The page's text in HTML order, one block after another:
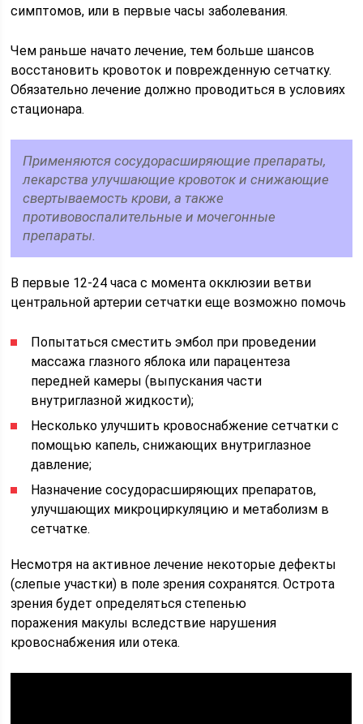
симптомов, или в первые часы заболевания.
Чем раньше начато лечение, тем больше шансов
восстановить кровоток и поврежденную сетчатку.
Обязательно лечение должно проводиться в условиях
стационара.
Применяются сосудорасширяющие препараты,
лекарства улучшающие кровоток и снижающие
свертываемость крови, а также
противовоспалительные и мочегонные
препараты.
В первые 12-24 часа с момента окклюзии ветви
центральной артерии сетчатки еще возможно помочь
Попытаться сместить эмбол при проведении
массажа глазного яблока или парацентеза
передней камеры (выпускания части
внутриглазной жидкости);
Несколько улучшить кровоснабжение сетчатки с
помощью капель, снижающих внутриглазное
давление;
Назначение сосудорасширяющих препаратов,
улучшающих микроциркуляцию и метаболизм в
сетчатке.
Несмотря на активное лечение некоторые дефекты
(слепые участки) в поле зрения сохранятся. Острота
зрения будет определяться степенью
поражения макулы вследствие нарушения
кровоснабжения или отека.